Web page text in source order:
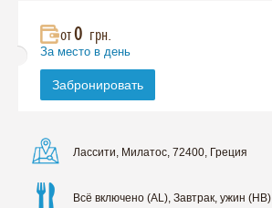
от0 грн.
За место в день
Забронировать
Ласcити, Милатос, 72400, Греция
Всё включено (AL), Завтрак, ужин (HB)